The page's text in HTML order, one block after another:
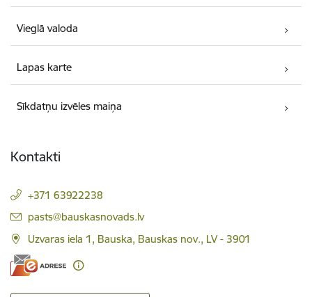
Vieglā valoda
Lapas karte
Sīkdatņu izvēles maiņa
Kontakti
+371 63922238
E-pasts:
pasts@bauskasnovads.lv
Uzvaras iela 1, Bauska, Bauskas nov., LV - 3901